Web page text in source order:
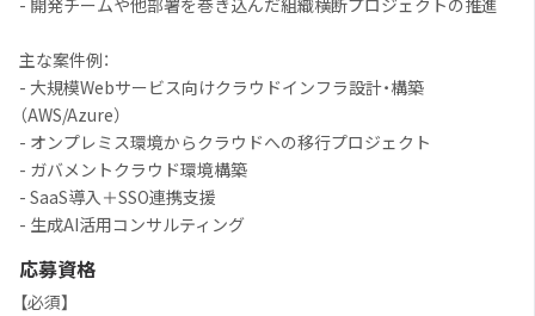
- 開発チームや他部署を巻き込んだ組織横断プロジェクトの推進
主な案件例：
- 大規模Webサービス向けクラウドインフラ設計・構築
（AWS/Azure）
- オンプレミス環境からクラウドへの移行プロジェクト
- ガバメントクラウド環境構築
- SaaS導入＋SSO連携支援
- 生成AI活用コンサルティング
応募資格
【必須】